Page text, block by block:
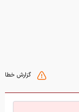
گزارش خطا